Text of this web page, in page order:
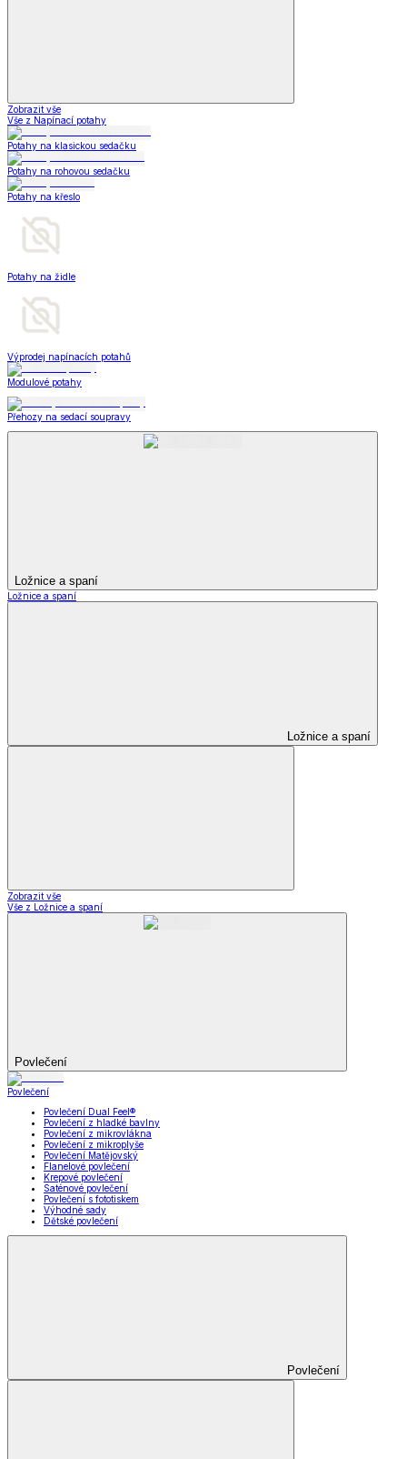
Zobrazit vše
Vše z Napínací potahy
Potahy na klasickou sedačku
Potahy na rohovou sedačku
Potahy na křeslo
Potahy na židle
Výprodej napínacích potahů
Modulové potahy
Přehozy na sedací soupravy
Ložnice a spaní
Ložnice a spaní
Ložnice a spaní
Zobrazit vše
Vše z Ložnice a spaní
Povlečení
Povlečení
Povlečení Dual Feel®
Povlečení z hladké bavlny
Povlečení z mikrovlákna
Povlečení z mikroplyše
Povlečení Matějovský
Flanelové povlečení
Krepové povlečení
Saténové povlečení
Povlečení s fototiskem
Výhodné sady
Dětské povlečení
Povlečení